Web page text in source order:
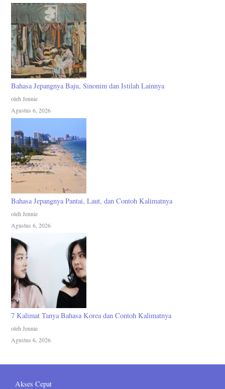
Bahasa Jepangnya Baju, Sinonim dan Istilah Lainnya
oleh Jennie
Agustus 6, 2026
Bahasa Jepangnya Pantai, Laut, dan Contoh Kalimatnya
oleh Jennie
Agustus 6, 2026
7 Kalimat Tanya Bahasa Korea dan Contoh Kalimatnya
oleh Jennie
Agustus 6, 2026
Akses Cepat